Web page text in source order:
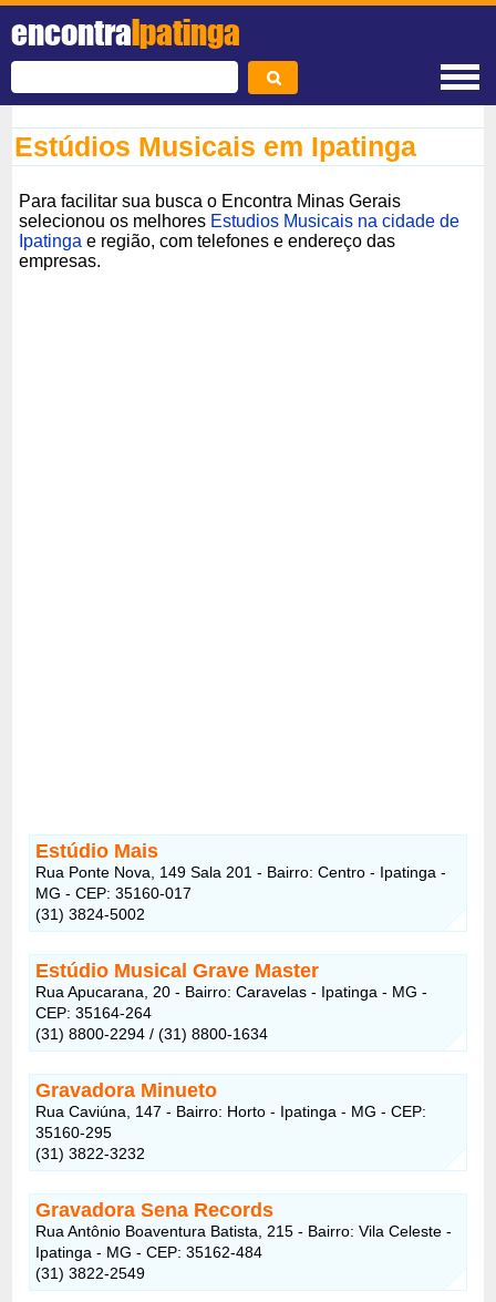
encontraIpatinga
Estúdios Musicais em Ipatinga
Para facilitar sua busca o Encontra Minas Gerais
selecionou os melhores Estudios Musicais na cidade de
Ipatinga e região, com telefones e endereço das
empresas.
Estúdio Mais
Rua Ponte Nova, 149 Sala 201 - Bairro: Centro - Ipatinga -
MG - CEP: 35160-017
(31) 3824-5002
Estúdio Musical Grave Master
Rua Apucarana, 20 - Bairro: Caravelas - Ipatinga - MG -
CEP: 35164-264
(31) 8800-2294 / (31) 8800-1634
Gravadora Minueto
Rua Caviúna, 147 - Bairro: Horto - Ipatinga - MG - CEP:
35160-295
(31) 3822-3232
Gravadora Sena Records
Rua Antônio Boaventura Batista, 215 - Bairro: Vila Celeste -
Ipatinga - MG - CEP: 35162-484
(31) 3822-2549